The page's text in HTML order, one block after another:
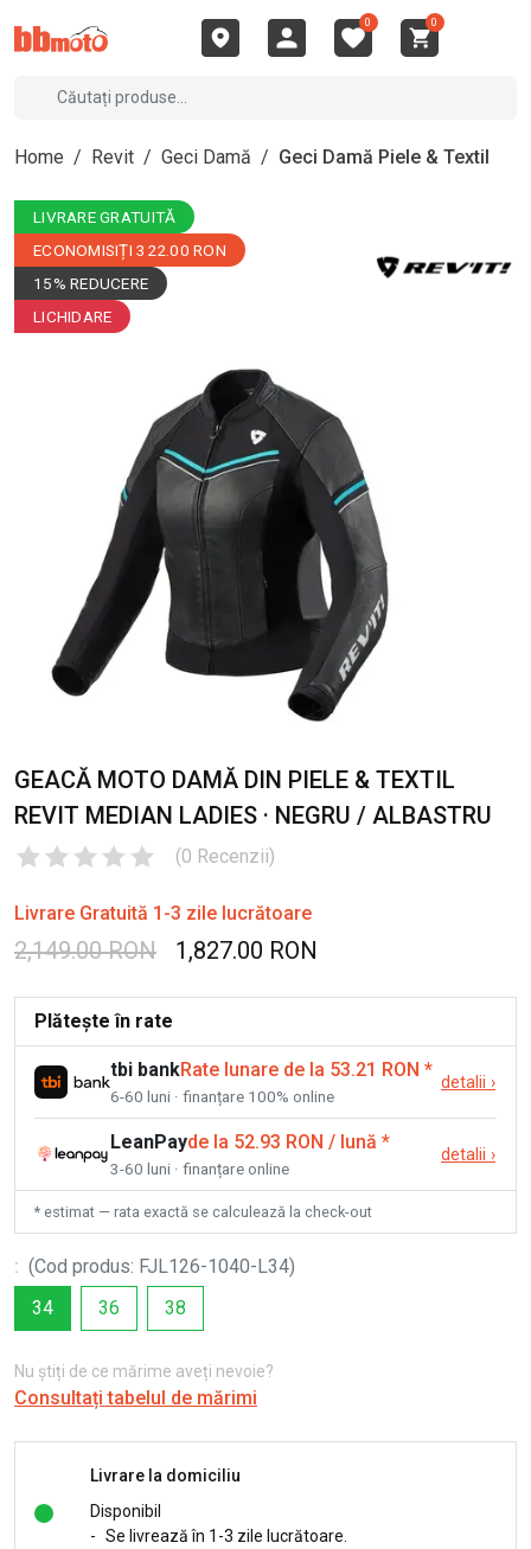
0 0
Home / Revit / Geci Damă / Geci Damă Piele & Textil
LIVRARE GRATUITĂ
ECONOMISIȚI 322.00 RON
15% REDUCERE
LICHIDARE
GEACĂ MOTO DAMĂ DIN PIELE & TEXTIL
REVIT MEDIAN LADIES · NEGRU / ALBASTRU
(0 Recenzii)
Livrare Gratuită 1-3 zile lucrătoare
2,149.00 RON 1,827.00 RON
Plătește în rate
tbi bankRate lunare de la 53.21 RON *
6-60 luni · finanțare 100% online
detalii ›
LeanPayde la 52.93 RON / lună *
3-60 luni · finanțare online
detalii ›
* estimat — rata exactă se calculează la check-out
: (Cod produs: FJL126-1040-L34)
34
36 38
Nu știți de ce mărime aveți nevoie?
Consultați tabelul de mărimi
Livrare la domiciliu
Disponibil
- Se livrează în 1-3 zile lucrătoare.